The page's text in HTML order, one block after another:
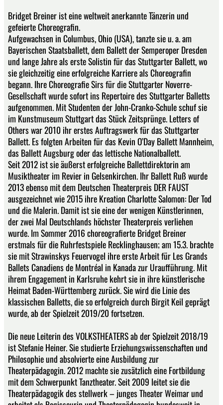
Bridget Breiner ist eine weltweit anerkannte Tänzerin und
gefeierte Choreografin.
Aufgewachsen in Columbus, Ohio (USA), tanzte sie u. a. am
Bayerischen Staatsballett, dem Ballett der Semperoper Dresden
und lange Jahre als erste Solistin für das Stuttgarter Ballett, wo
sie gleichzeitig eine erfolgreiche Karriere als Choreografin
begann. Ihre Choreografie Sirs für die Stuttgarter Noverre-
Gesellschaft wurde sofort ins Repertoire des Stuttgarter Balletts
aufgenommen. Mit Studenten der John-Cranko-Schule schuf sie
im Kunstmuseum Stuttgart das Stück Zeitsprünge. Letters of
Others war 2010 ihr erstes Auftragswerk für das Stuttgarter
Ballett. Es folgten Arbeiten für das Kevin O’Day Ballett Mannheim,
das Ballett Augsburg oder das lettische Nationalballett.
Seit 2012 ist sie äußerst erfolgreiche Ballettdirektorin am
Musiktheater im Revier in Gelsenkirchen. Ihr Ballett Ruß wurde
2013 ebenso mit dem Deutschen Theaterpreis DER FAUST
ausgezeichnet wie 2015 ihre Kreation Charlotte Salomon: Der Tod
und die Malerin. Damit ist sie eine der wenigen Künstlerinnen,
der zwei Mal Deutschlands höchster Theaterpreis verliehen
wurde. Im Sommer 2016 choreografierte Bridget Breiner
erstmals für die Ruhrfestspiele Recklinghausen; am 15.3. brachte
sie mit Strawinskys Feuervogel ihre erste Arbeit für Les Grands
Ballets Canadiens de Montréal in Kanada zur Uraufführung. Mit
ihrem Engagement in Karlsruhe kehrt sie in ihre künstlerische
Heimat Baden-Württemberg zurück. Sie wird die Linie des
klassischen Balletts, die so erfolgreich durch Birgit Keil geprägt
wurde, ab der Spielzeit 2019/20 fortsetzen.
Die neue Leiterin des VOLKSTHEATERS ab der Spielzeit 2018/19
ist Stefanie Heiner. Sie studierte Erziehungswissenschaften und
Philosophie und absolvierte eine Ausbildung zur
Theaterpädagogin. 2012 machte sie zusätzlich eine Fortbildung
mit dem Schwerpunkt Tanztheater. Seit 2009 leitet sie die
Theaterpädagogik des stellwerk – junges Theater Weimar und